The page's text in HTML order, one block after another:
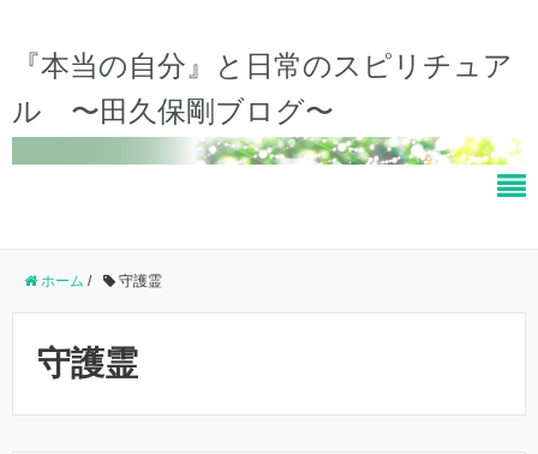
『本当の自分』と日常のスピリチュア
ル 〜田久保剛ブログ〜
ホーム / 守護霊
守護霊